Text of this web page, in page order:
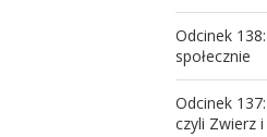
Odcinek
społecznie
Odcinek
czyli Zwierz